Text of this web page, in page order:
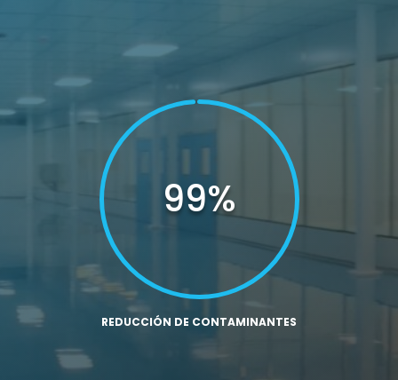
99%
REDUCCIÓN DE CONTAMINANTES